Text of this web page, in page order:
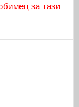
за тази